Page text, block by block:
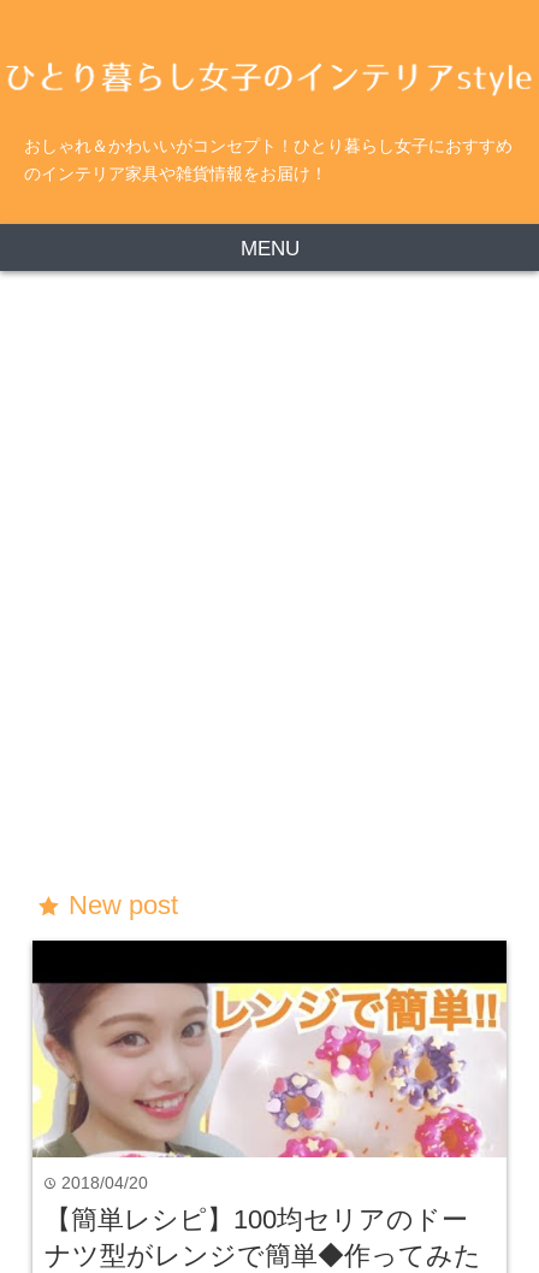
おしゃれ＆かわいいがコンセプト！ひとり暮らし女子におすすめ
のインテリア家具や雑貨情報をお届け！
MENU
star New post
time 2018/04/20
【簡単レシピ】100均セリアのドー
ナツ型がレンジで簡単◆作ってみた